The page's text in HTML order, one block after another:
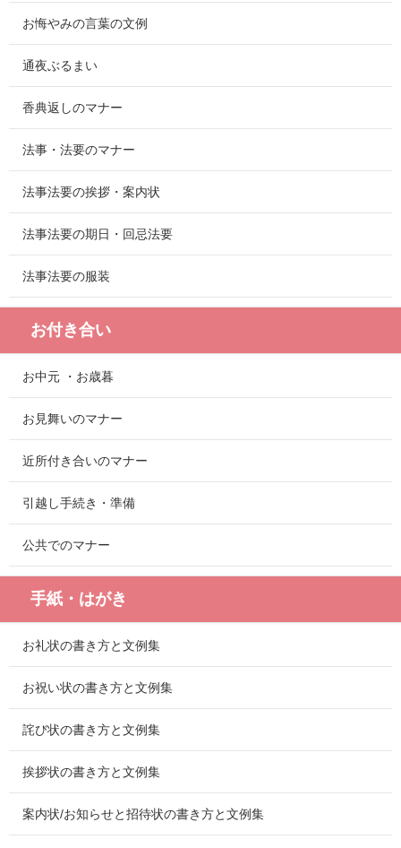
お悔やみの言葉の文例
通夜ぶるまい
香典返しのマナー
法事・法要のマナー
法事法要の挨拶・案内状
法事法要の期日・回忌法要
法事法要の服装
お付き合い
お中元 ・お歳暮
お見舞いのマナー
近所付き合いのマナー
引越し手続き・準備
公共でのマナー
手紙・はがき
お礼状の書き方と文例集
お祝い状の書き方と文例集
詫び状の書き方と文例集
挨拶状の書き方と文例集
案内状/お知らせと招待状の書き方と文例集